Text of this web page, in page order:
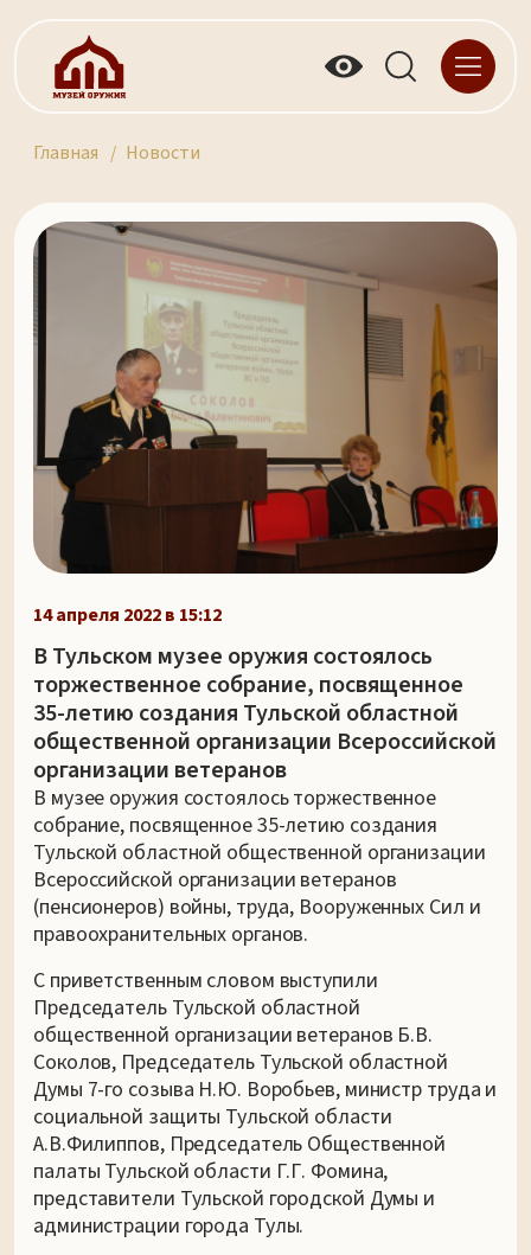
Главная Новости
14 апреля 2022 в 15:12
В Тульском музее оружия состоялось
торжественное собрание, посвященное
35-летию создания Тульской областной
общественной организации Всероссийской
организации ветеранов
В музее оружия состоялось торжественное
собрание, посвященное 35-летию создания
Тульской областной общественной организации
Всероссийской организации ветеранов
(пенсионеров) войны, труда, Вооруженных Сил и
правоохранительных органов.
С приветственным словом выступили
Председатель Тульской областной
общественной организации ветеранов Б.В.
Соколов, Председатель Тульской областной
Думы 7-го созыва Н.Ю. Воробьев, министр труда и
социальной защиты Тульской области
А.В.Филиппов, Председатель Общественной
палаты Тульской области Г.Г. Фомина,
представители Тульской городской Думы и
администрации города Тулы.